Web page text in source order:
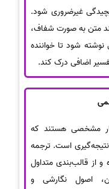
غیرضروری شود.
متن به صورت شفاف،
شود تا خواننده
اضافی درک کند.
مشخصی هستند که
است. ترجمه
از قالب‌بندی متداول
اصول نگارشی و